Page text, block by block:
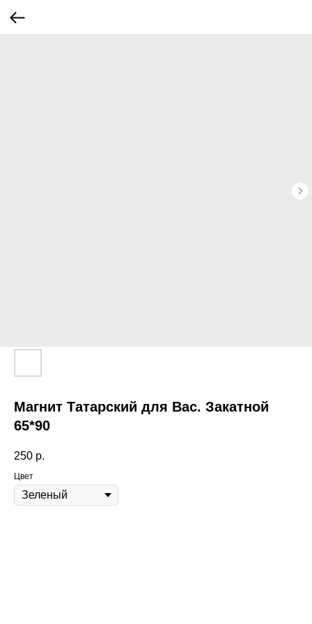
Магнит Татарский для Вас. Закатной
65*90
250 р.
Цвет